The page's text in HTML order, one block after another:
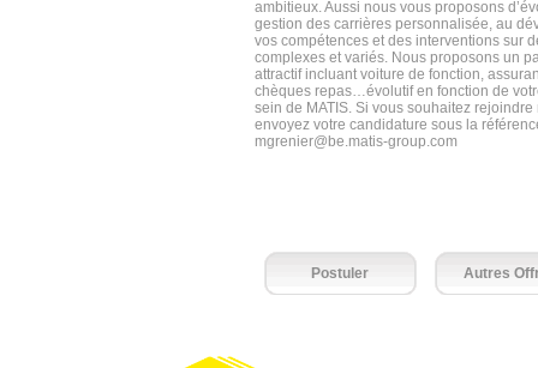
ambitieux. Aussi nous vous proposons
gestion des carrières personnalisée, au
vos compétences et des interventions sur
complexes et variés. Nous proposons un
attractif incluant voiture de fonction,
chèques repas…évolutif en fonction de
sein de MATIS. Si vous souhaitez rejoindre
envoyez votre candidature sous la
mgrenier@be.matis-group.com
Postuler Autres